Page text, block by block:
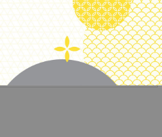
墨器
歲月痕跡，能接受再下標